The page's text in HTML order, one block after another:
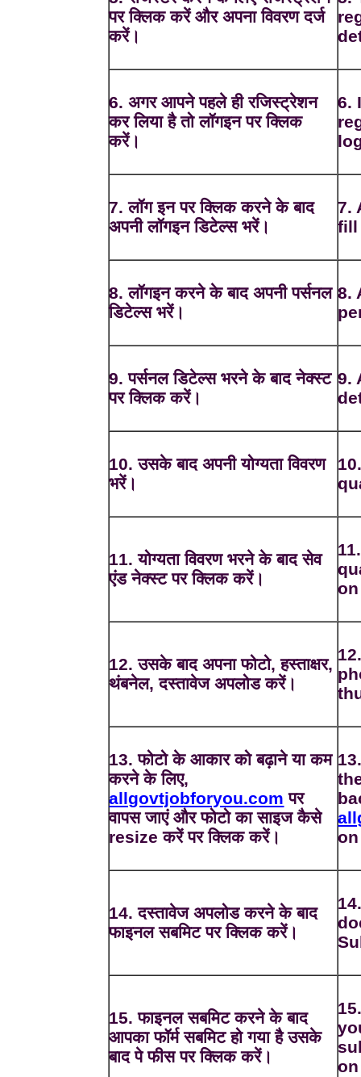
पर क्लिक करें और अपना विवरण दर्ज
करें।
6. अगर आपने पहले ही रजिस्ट्रेशन
कर लिया है तो लॉगइन पर क्लिक
करें।
6.
7. लॉग इन पर क्लिक करने के बाद
अपनी लॉगइन डिटेल्स भरें।
7.
fill
8. लॉगइन करने के बाद अपनी पर्सनल
डिटेल्स भरें।
8.
9. पर्सनल डिटेल्स भरने के बाद नेक्स्ट
पर क्लिक करें।
9.
10. उसके बाद अपनी योग्यता विवरण
भरें।
11. योग्यता विवरण भरने के बाद सेव
एंड नेक्स्ट पर क्लिक करें।
12. उसके बाद अपना फोटो, हस्ताक्षर,
थंबनेल, दस्तावेज अपलोड करें।
13. फोटो के आकार को बढ़ाने या कम
करने के लिए,
allgovtjobforyou.com पर
वापस जाएं और फोटो का साइज कैसे
resize करें पर क्लिक करें।
14. दस्तावेज अपलोड करने के बाद
फाइनल सबमिट पर क्लिक करें।
15. फाइनल सबमिट करने के बाद
आपका फॉर्म सबमिट हो गया है उसके
बाद पे फीस पर क्लिक करें।